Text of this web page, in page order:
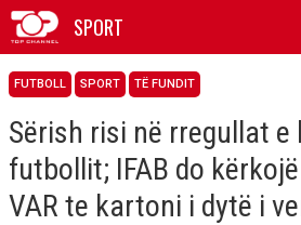
SPORT
FUTBOLL SPORT TË FUNDIT
Sërish risi në rregullat e
futbollit; IFAB do
VAR te kartoni i dytë i